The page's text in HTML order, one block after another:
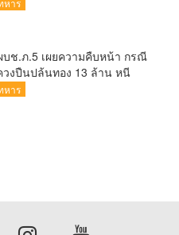
หาร
บช.ภ.5 เผยความคืบหน้า กรณี
วงปืนปล้นทอง 13 ล้าน หนี
งบ่อแก้ว
หาร